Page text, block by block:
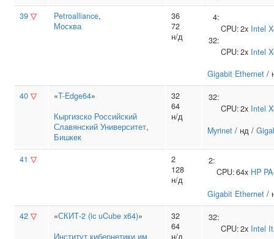
39 ▽ Petroalliance,
Москва
36
72
н/д
4:
CPU:2x Intel
32:
CPU:2x Intel
Gigabit Ethernet /
40 ▽ «T-Edge64»
Кыргизско Российский
Славянский Университет,
Бишкек
32
64
н/д
32:
CPU:2x Intel
Myrinet / нд /
41 ▽
2
128
н/д
2:
CPU:64x HP
Gigabit Ethernet /
42 ▽ «СКИТ-2 (ic uCube x64)»
Институт кибернетики им.
32
64
н/д
32:
CPU:2x Intel